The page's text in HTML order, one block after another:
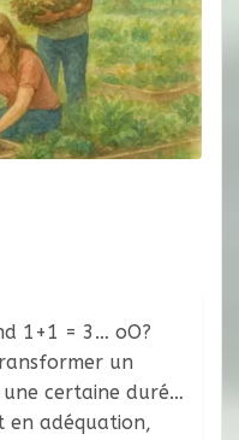
1+1 = 3… oO?
un
certaine durée.
en adéquation,